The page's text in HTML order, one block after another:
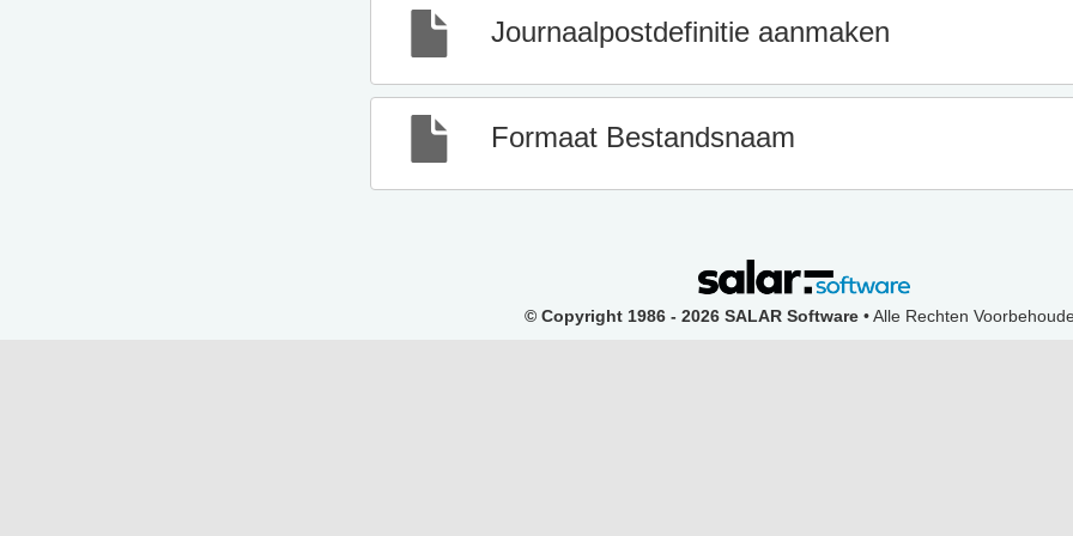
Journaalpostdefinitie aanmaken
Formaat Bestandsnaam
© Copyright 1986 - 2026 SALAR Software • Alle Rechten